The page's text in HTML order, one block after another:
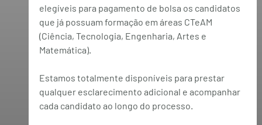
elegíveis para pagamento de bolsa os candidatos
que já possuam formação em áreas CTeAM
(Ciência, Tecnologia, Engenharia, Artes e
Matemática).
Estamos totalmente disponíveis para prestar
qualquer esclarecimento adicional e acompanhar
cada candidato ao longo do processo.